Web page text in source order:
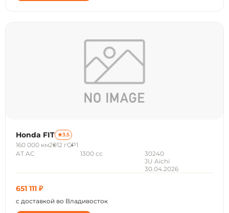
Honda FIT 3.5
160 000 км2012 гGP1
AT AC
1300 сс
30240
JU Aichi
30.04.2026
651 111 ₽
с доставкой во Владивосток